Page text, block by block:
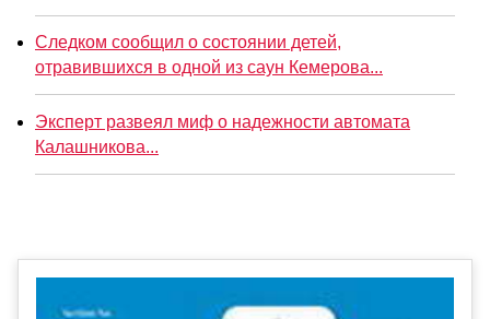
Следком сообщил о состоянии детей,
отравившихся в одной из саун Кемерова...
Эксперт развеял миф о надежности автомата
Калашникова...